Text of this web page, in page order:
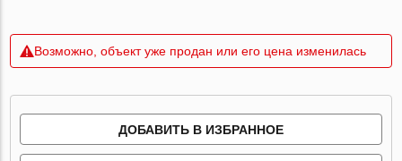
Возможно, объект уже продан или его цена изменилась
ДОБАВИТЬ В ИЗБРАННОЕ